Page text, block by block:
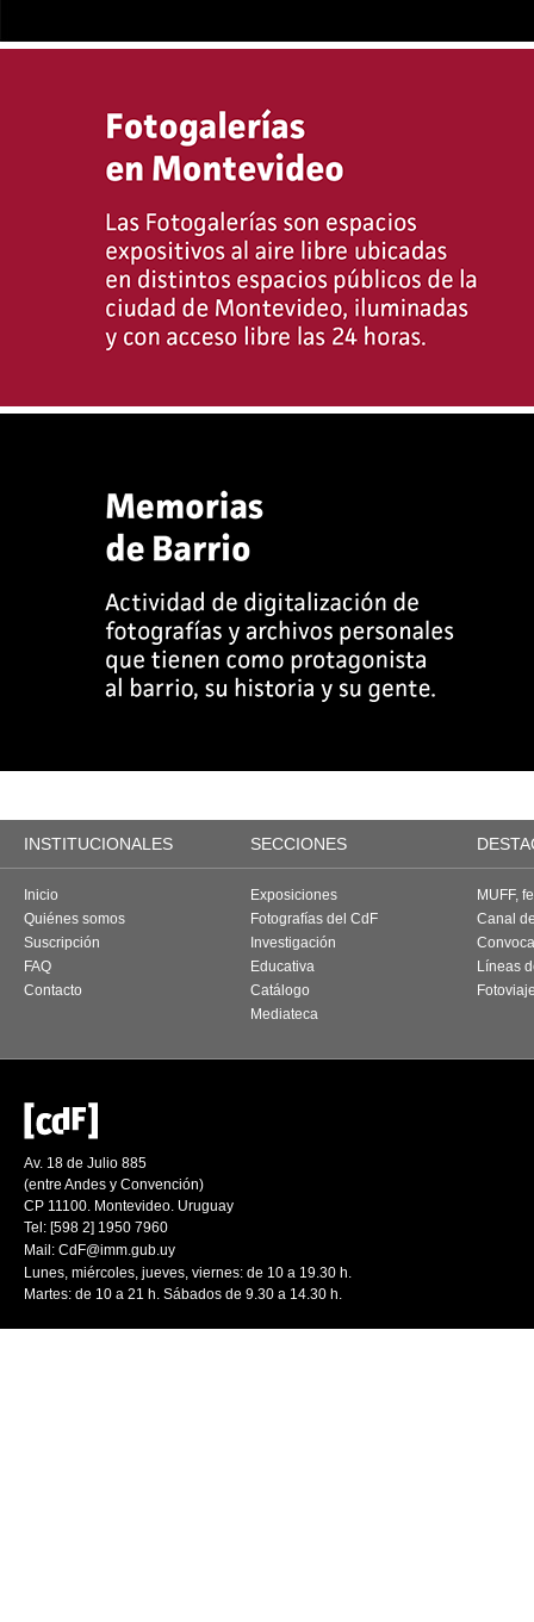
INSTITUCIONALES SECCIONES
Inicio
Quiénes somos
Suscripción
FAQ
Contacto
Exposiciones
Fotografías del CdF
Investigación
Educativa
Catálogo
Mediateca
MUFF,
Canal
Líneas
Av. 18 de Julio 885
(entre Andes y Convención)
CP 11100. Montevideo. Uruguay
Tel: [598 2] 1950 7960
Mail: CdF@imm.gub.uy
Lunes, miércoles, jueves, viernes: de 10 a 19.30 h.
Martes: de 10 a 21 h. Sábados de 9.30 a 14.30 h.